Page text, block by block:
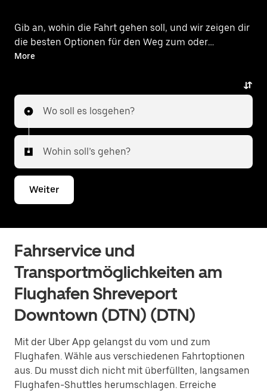
Gib an, wohin die Fahrt gehen soll, und wir zeigen dir
die besten Optionen für den Weg zum oder
vom Flughafen.
More
Wo soll es losgehen?
Wohin soll’s gehen?
Weiter
Fahrservice und
Transportmöglichkeiten am
Flughafen Shreveport
Downtown (DTN) (DTN)
Mit der Uber App gelangst du vom und zum
Flughafen. Wähle aus verschiedenen Fahrtoptionen
aus. Du musst dich nicht mit überfüllten, langsamen
Flughafen-Shuttles herumschlagen. Erreiche